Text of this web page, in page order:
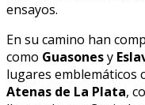
ensayos.
En su camino han
como Guasonesy
lugares emblemáticos
Atenas de La Plata,